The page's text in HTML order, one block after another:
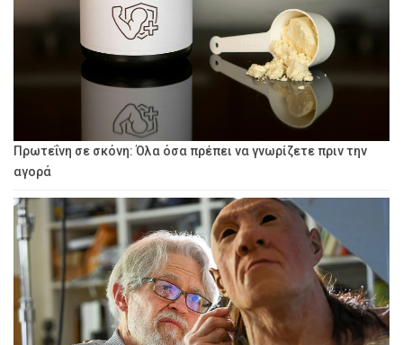
Πρωτεΐνη σε σκόνη: Όλα όσα πρέπει να γνωρίζετε πριν την
αγορά